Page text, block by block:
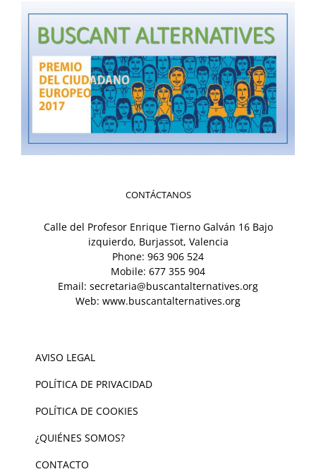
CONTÁCTANOS
Calle del Profesor Enrique Tierno Galván 16 Bajo
izquierdo, Burjassot, Valencia
Phone: 963 906 524
Mobile: 677 355 904
Email: secretaria@buscantalternatives.org
Web: www.buscantalternatives.org
AVISO LEGAL
POLÍTICA DE PRIVACIDAD
POLÍTICA DE COOKIES
¿QUIÉNES SOMOS?
CONTACTO